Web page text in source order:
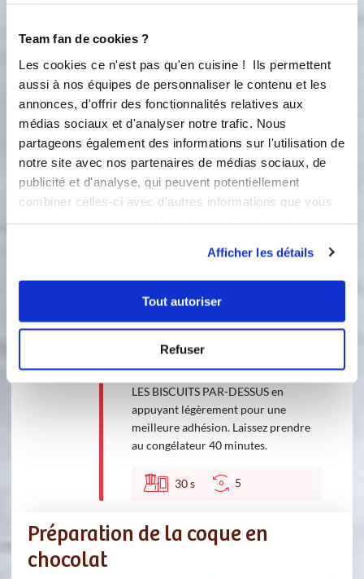
Team fan de cookies ?
Les cookies ce n'est pas qu'en cuisine ! Ils permettent
aussi à nos équipes de personnaliser le contenu et les
annonces, d'offrir des fonctionnalités relatives aux
médias sociaux et d'analyser notre trafic. Nous
partageons également des informations sur l'utilisation de
notre site avec nos partenaires de médias sociaux, de
publicité et d'analyse, qui peuvent potentiellement
combiner celles-ci avec d'autres informations que vous
Afficher les détails
Tout autoriser
Refuser
2 étapes
1
Versez la purée de framboise (ou
toute autre purée de fruit de votre
choix), l’agar-agar (3 g équivalent à 2
cuillères parisiennes rases), les
brisures de framboises surgelées (ou
en saison, les framboises fraîches) et
enfin, la confiture de framboise.
120 °C
2
Lissez la préparation. Versez
chauds dans les empreintes et c'est
important, POSEZ IMMÉDIATEMENT
LES BISCUITS PAR-DESSUS en
appuyant légèrement pour une
meilleure adhésion. Laissez prendre
au congélateur 40 minutes.
30s 5
Préparation de la coque en
chocolat